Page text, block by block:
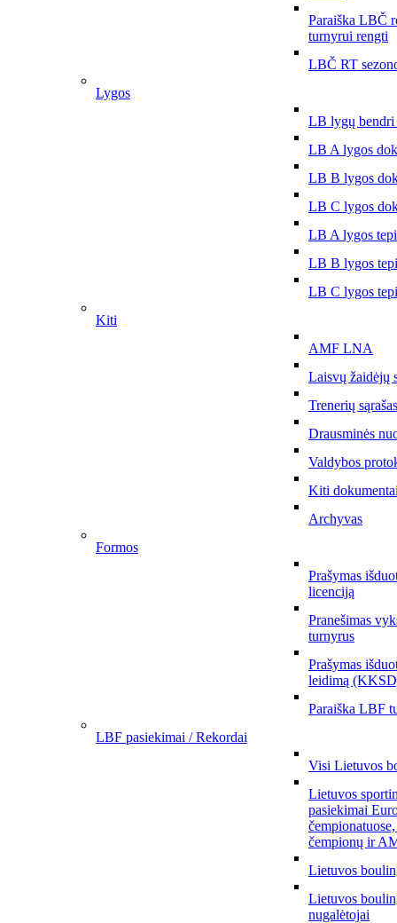
Paraiška LBČ
turnyrui rengti
LBČ RT
Lygos
LB lygų bendri
LB A lygos
LB B lygos
LB C lygos
LB A lygos
LB B lygos
LB C lygos
Kiti
AMF LNA
Laisvų žaidėjų
Trenerių sąrašas
Drausminės
Valdybos
Kiti
Archyvas
Formos
Prašymas
licenciją
Pranešimas
turnyrus
Prašymas
leidimą
Paraiška LBF
LBF pasiekimai / Rekordai
Visi Lietuvos
Lietuvos
pasiekimai
čempionų ir
Lietuvos
Lietuvos
nugalėtojai